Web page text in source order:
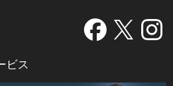
ビス